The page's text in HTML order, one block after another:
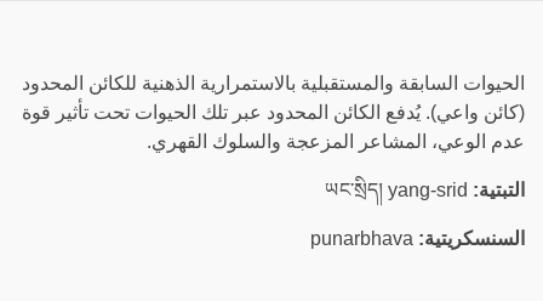
الحيوات السابقة والمستقبلية بالاستمرارية الذهنية للكائن المحدود
(كائن واعي). يُدفع الكائن المحدود عبر تلك الحيوات تحت تأثير قوة
عدم الوعي، المشاعر المزعجة والسلوك القهري.
التبتية:
السنسكريتية: